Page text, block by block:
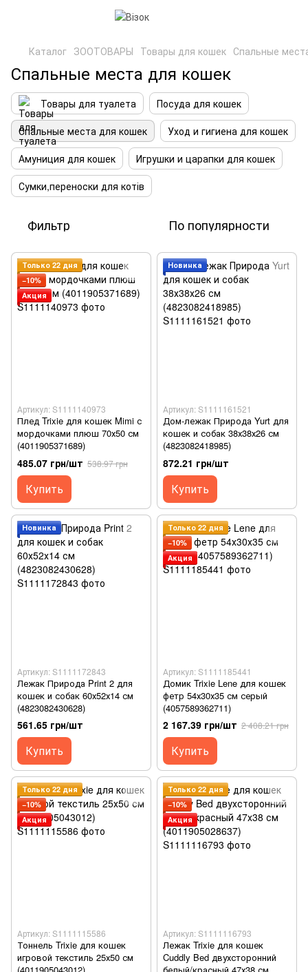
Каталог ЗООТОВАРЫ Товары для кошек Спальные
Спальные места для кошек
Товары для туалета
Посуда для кошек
Спальные места для кошек
Уход и гигиена для кошек
Амуниция для кошек
Игрушки и царапки для кошек
Сумки,переноски для котів
Фильтр По популярности
Только 22 дня
−10%
Акция
Артикул: S1111140973
Плед Trixie для кошек Mimi с
мордочками плюш 70х50 см
(4011905371689)
485.07 грн/шт 538.97 грн
Купить
Новинка
Артикул: S1111161521
Дом-лежак Природа Yurt для
кошек и собак 38х38х26 см
(4823082418985)
872.21 грн/шт
Купить
Новинка
Артикул: S1111172843
Лежак Природа Print 2 для
кошек и собак 60х52х14 см
(4823082430628)
561.65 грн/шт
Купить
Только 22 дня
−10%
Акция
Артикул: S1111185441
Домик Trixie Lene для кошек
фетр 54х30х35 см серый
(4057589362711)
2 167.39 грн/шт 2 408.21 грн
Купить
Только 22 дня
−10%
Акция
Артикул: S1111115586
Тоннель Trixie для кошек
игровой текстиль 25х50 см
Только 22 дня
−10%
Акция
Артикул: S1111116793
Лежак Trixie для кошек
Cuddly Bed двухсторонний